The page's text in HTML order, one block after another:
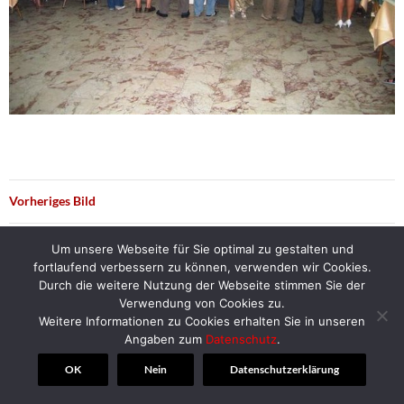
Vorheriges Bild
Nächstes Bild
© 2018 | Alt-Herren-Corps Hannover
Um unsere Webseite für Sie optimal zu gestalten und
fortlaufend verbessern zu können, verwenden wir Cookies.
Durch die weitere Nutzung der Webseite stimmen Sie der
Verwendung von Cookies zu.
Weitere Informationen zu Cookies erhalten Sie in unseren
Angaben zum Datenschutz.
OK Nein Datenschutzerklärung